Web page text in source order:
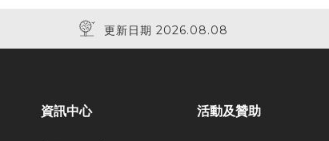
更新日期 2026.08.08
資訊中心 活動及贊助